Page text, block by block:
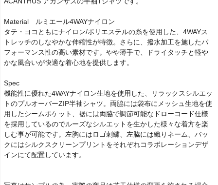
Material ルミエール4WAYナイロン
タテ・ヨコともにナイロン/ポリエステルの糸を使用した、4WAYス
トレッチのしなやかな伸縮性が特徴。さらに、撥水加工を施したパ
フォーマンス性の高い素材です。やや薄手で、ドライタッチと軽や
かな風合いが快適な着心地を提供します。
Spec
機能性に優れた4WAYナイロン生地を使用した、リラックスシルエッ
トのプルオーバーZIP半袖シャツ。両脇には袋布にメッシュ生地を使
用したシームポケット、裾には両脇で調節可能なドローコード仕様
を採用しているのでルーズなシルエットを生かした様々な着方を楽
しむ事が可能です。左胸にはロゴ刺繍、左脇には織りネーム、バッ
クにはシルクスクリーンプリントをそれぞれコラボレーションデザ
インにて配置しています。